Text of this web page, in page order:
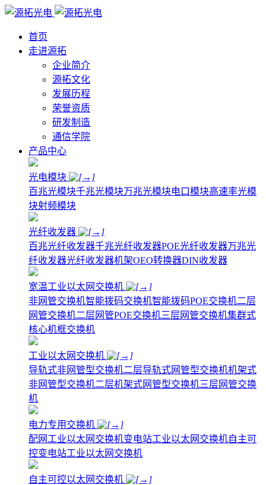
首页
走进源拓
企业简介
源拓文化
发展历程
荣誉资质
研发制造
通信学院
产品中心
光电模块
百兆光模块千兆光模块万兆光模块电口模块高速率光模
块射频模块
光纤收发器
百兆光纤收发器千兆光纤收发器POE光纤收发器万兆光
纤收发器光纤收发器机架OEO转换器DIN收发器
宽温工业以太网交换机
非网管交换机智能拨码交换机智能拨码POE交换机二层
网管交换机二层网管POE交换机三层网管交换机集群式
核心机框交换机
工业以太网交换机
导轨式非网管型交换机二层导轨式网管型交换机机架式
非网管型交换机二层机架式网管型交换机三层网管交换
机
电力专用交换机
配网工业以太网交换机变电站工业以太网交换机自主可
控变电站工业以太网交换机
自主可控以太网交换机